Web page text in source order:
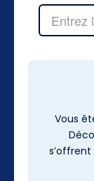
Vous